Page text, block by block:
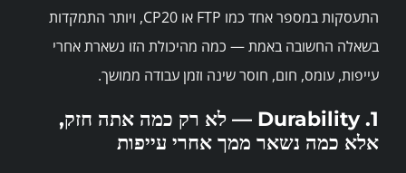
התעסקות במספר אחד כמו FTP או CP20, ויותר התמקדות
בשאלה החשובה באמת — כמה מהיכולת הזו נשארת אחרי
עייפות, עומס, חום, חוסר שינה וזמן עבודה ממושך.
1. Durability — לא רק כמה אתה חזק,
אלא כמה נשאר ממך אחרי עייפות